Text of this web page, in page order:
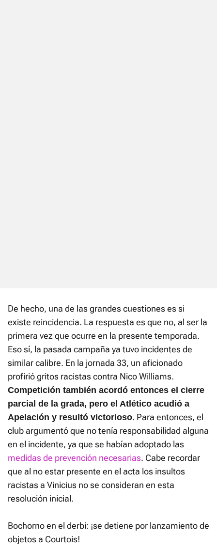
De hecho, una de las grandes cuestiones es si
existe reincidencia. La respuesta es que no, al ser la
primera vez que ocurre en la presente temporada.
Eso sí, la pasada campaña ya tuvo incidentes de
similar calibre. En la jornada 33, un aficionado
profirió gritos racistas contra Nico Williams.
Competición también acordó entonces el cierre
parcial de la grada, pero el Atlético acudió a
Apelación y resultó victorioso. Para entonces, el
club argumentó que no tenía responsabilidad alguna
en el incidente, ya que se habían adoptado las
medidas de prevención necesarias. Cabe recordar
que al no estar presente en el acta los insultos
racistas a Vinicius no se consideran en esta
resolución inicial.
Bochorno en el derbi: ¡se detiene por lanzamiento de
objetos a Courtois!